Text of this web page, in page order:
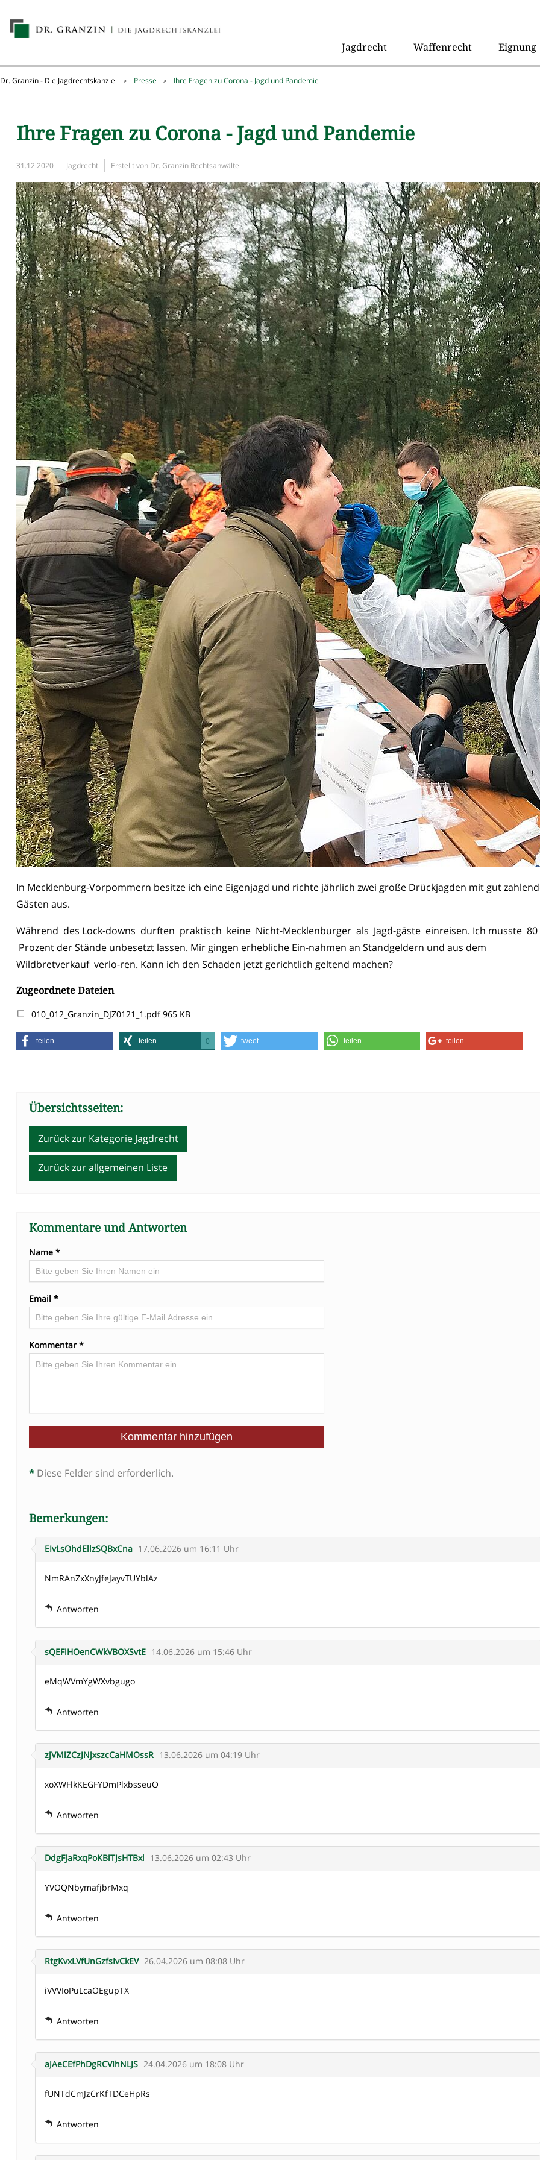
Jagdrecht Waffenrecht Eignung
Dr. Granzin - Die Jagdrechtskanzlei > Presse > Ihre Fragen zu Corona - Jagd und Pandemie
Ihre Fragen zu Corona - Jagd und Pandemie
31.12.2020 Jagdrecht Erstellt von Dr. Granzin Rechtsanwälte
In Mecklenburg-Vorpommern besitze ich eine Eigenjagd und richte jährlich zwei große Drückjagden mit gut
Gästen aus.
Während des Lock-downs durften praktisch keine Nicht-Mecklenburger als Jagd-gäste einreisen. Ich musste 80
Prozent der Stände unbesetzt lassen. Mir gingen erhebliche Ein-nahmen an Standgeldern und aus dem
Wildbretverkauf verlo-ren. Kann ich den Schaden jetzt gerichtlich geltend machen?
Zugeordnete Dateien
010_012_Granzin_DJZ0121_1.pdf965 KB
teilen teilen 0 tweet teilen teilen
Übersichtsseiten:
Zurück zur Kategorie Jagdrecht
Zurück zur allgemeinen Liste
Kommentare und Antworten
Name *
Email *
Kommentar *
*Diese Felder sind erforderlich.
Bemerkungen:
EIvLsOhdEllzSQBxCna 17.06.2026 um 16:11 Uhr
NmRAnZxXnyJfeJayvTUYblAz
Antworten
sQEFiHOenCWkVBOXSvtE 14.06.2026 um 15:46 Uhr
eMqWVmYgWXvbgugo
Antworten
zjVMiZCzJNjxszcCaHMOssR 13.06.2026 um 04:19 Uhr
xoXWFlkKEGFYDmPlxbsseuO
Antworten
DdgFjaRxqPoKBiTJsHTBxl 13.06.2026 um 02:43 Uhr
YVOQNbymafjbrMxq
Antworten
RtgKvxLVfUnGzfsIvCkEV 26.04.2026 um 08:08 Uhr
iVVVIoPuLcaOEgupTX
Antworten
aJAeCEfPhDgRCVIhNLJS 24.04.2026 um 18:08 Uhr
fUNTdCmJzCrKfTDCeHpRs
Antworten